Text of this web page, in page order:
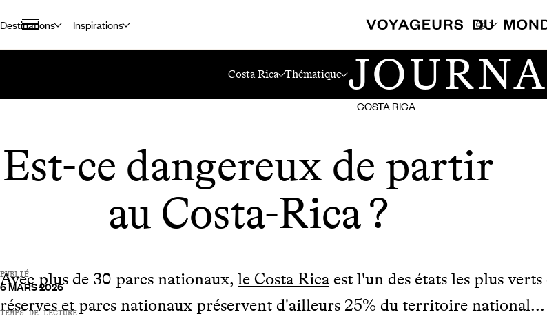
Destinations Inspirations
Costa Rica Thématique
COSTA RICA
Est-ce dangereux de partir
au Costa-Rica ?
PUBLIÉ
6 MARS 2026
TEMPS DE LECTURE
Avec plus de 30 parcs nationaux, le Costa Rica est l'un des états les plus
réserves et parcs nationaux préservent d'ailleurs 25% du territoire national...